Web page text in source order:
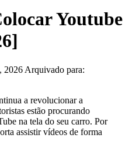
Youtube
2026 Arquivado para:
a revolucionar a
estão procurando
na tela do seu carro. Por
assistir vídeos de forma